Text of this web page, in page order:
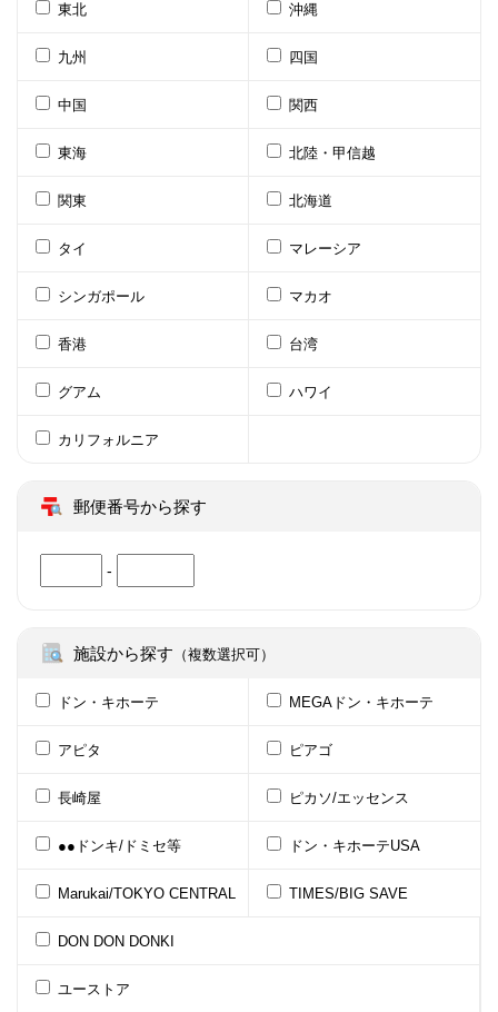
東北 沖縄
九州 四国
中国 関西
東海 北陸・甲信越
関東 北海道
タイ マレーシア
シンガポール マカオ
香港 台湾
グアム ハワイ
カリフォルニア
郵便番号から探す
-
施設から探す （複数選択可）
ドン・キホーテ MEGAドン・キホーテ
アピタ ピアゴ
長崎屋 ピカソ/エッセンス
●●ドンキ/ドミセ等 ドン・キホーテUSA
Marukai/TOKYO CENTRAL TIMES/BIG SAVE
DON DON DONKI
ユーストア